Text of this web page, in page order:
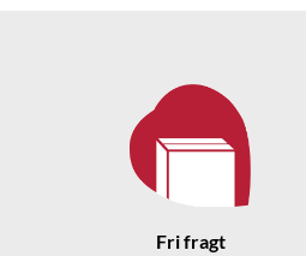
Fri fragt